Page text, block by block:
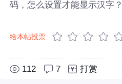
码，怎么设置才能显示汉字
给本帖投票
112 7 打赏